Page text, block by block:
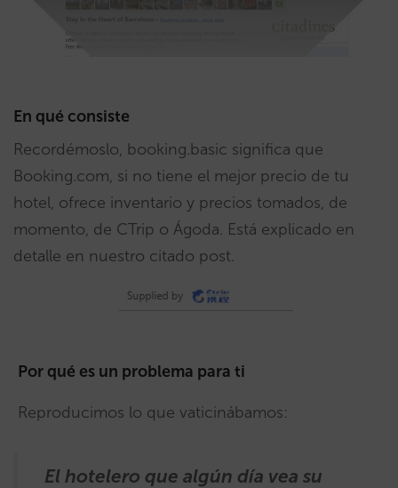
En qué consiste
Recordémoslo, booking.basic significa que
Booking.com, si no tiene el mejor precio de tu
hotel, ofrece inventario y precios tomados, de
momento, de CTrip o Ágoda. Está explicado en
detalle en nuestro citado post.
Por qué es un problema para ti
Reproducimos lo que vaticinábamos:
El hotelero que algún día vea su